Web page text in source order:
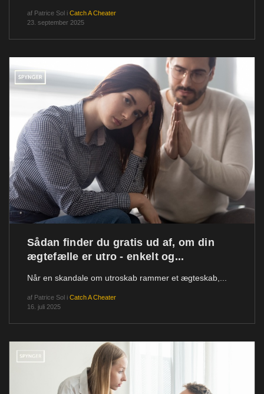
af Patrice Sol i Catch A Cheater
23. september 2025
Sådan finder du gratis ud af, om din
ægtefælle er utro - enkelt og...
Når en skandale om utroskab rammer et ægteskab,...
af Patrice Sol i Catch A Cheater
16. juli 2025